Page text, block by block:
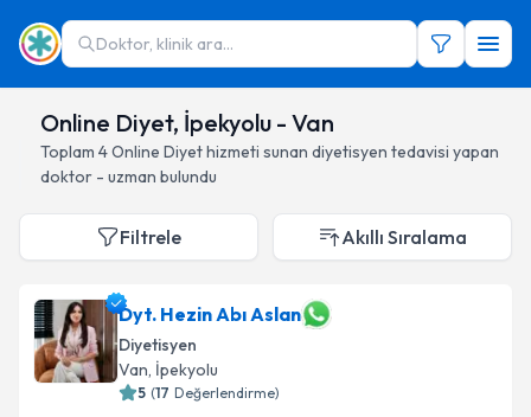
Doktor, klinik ara...
Online Diyet, İpekyolu - Van
Toplam 4Online Diyet hizmeti sunan diyetisyen tedavisi yapan
doktor - uzman bulundu
Filtrele Akıllı Sıralama
Dyt. Hezin Abı Aslan
Diyetisyen
Van, İpekyolu
5 (17 Değerlendirme)